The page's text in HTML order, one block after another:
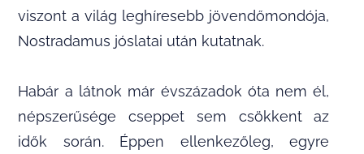
viszont a világ leghíresebb jövendőmondója,
Nostradamus jóslatai után kutatnak.
Habár a látnok már évszázadok óta nem él,
népszerűsége cseppet sem csökkent az
idők során. Éppen ellenkezőleg, egyre